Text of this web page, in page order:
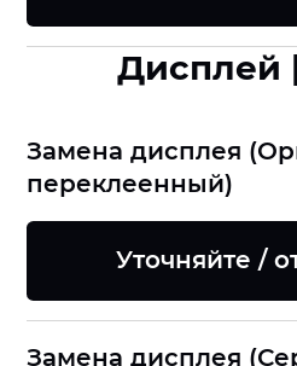
Дисплей
Замена дисплея
переклеенный)
Уточняйте /
Замена дисплея